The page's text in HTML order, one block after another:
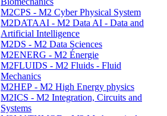
M2CPS - M2 Cyber Physical System
M2DATAAI - M2 Data AI - Data and
Artificial Intelligence
M2DS - M2 Data Sciences
M2ENERG - M2 Énergie
M2FLUIDS - M2 Fluids - Fluid
Mechanics
M2HEP - M2 High Energy physics
M2ICS - M2 Integration, Circuits and
Systems